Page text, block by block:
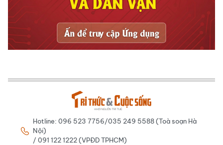
Hotline: 096 523 7756/035 249 5588 (Toà soạn Hà
Nội)
/ 091 122 1222 (VPĐD TPHCM)